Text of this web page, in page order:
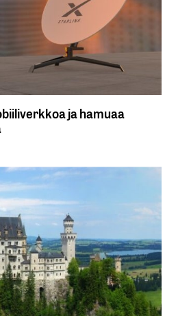
ja hamuaa